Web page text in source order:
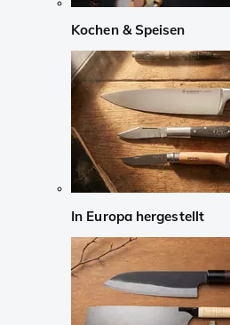
Kochen & Speisen
In Europa hergestellt